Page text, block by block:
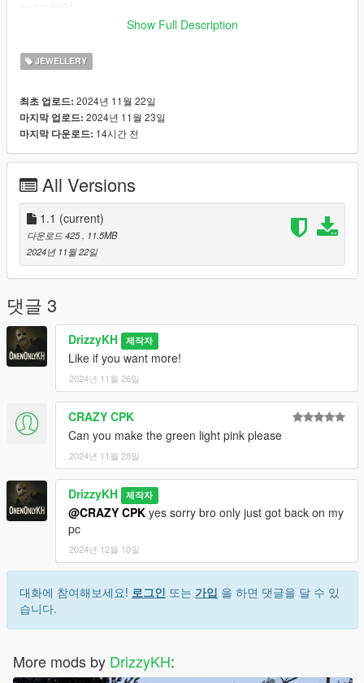
if you already have a model in slot used then rename teef013 u
FiveM Installation
folder.
Join the discord for more discord only releases dropping soon.
discord.gg/TT78hXn2Mk
Show Full Description
JEWELLERY
최초 업로드: 2024년 11월 22일
마지막 업로드: 2024년 11월 23일
마지막 다운로드: 14시간 전
All Versions
1.1 (current)
다운로드 425, 11.5MB
2024년 11월 22일
댓글 3
DrizzyKH 제작자
Like if you want more!
2024년 11월 26일
CRAZY CPK
Can you make the green light pink please
2024년 11월 28일
DrizzyKH 제작자
@CRAZY CPK yes sorry bro only just got back on my
pc
2024년 12월 10일
대화에 참여해보세요! 로그인 또는 가입 을 하면 댓글을 달 수 있
습니다.
More mods by DrizzyKH: